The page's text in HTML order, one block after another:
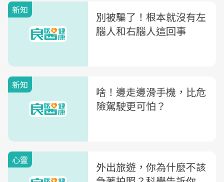
新知
別被騙了！根本就沒有左
腦人和右腦人這回事
新知
啥！邊走邊滑手機，比危
險駕駛更可怕？
心靈
外出旅遊，你為什麼不該